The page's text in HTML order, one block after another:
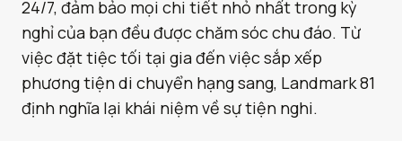
24/7, đảm bảo mọi chi tiết nhỏ nhất trong kỳ
nghỉ của bạn đều được chăm sóc chu đáo. Từ
việc đặt tiệc tối tại gia đến việc sắp xếp
phương tiện di chuyển hạng sang, Landmark 81
định nghĩa lại khái niệm về sự tiện nghi.